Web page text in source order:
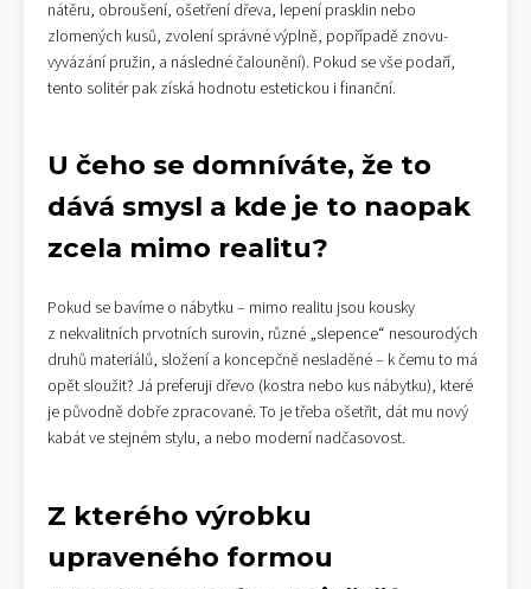
nátěru, obroušení, ošetření dřeva, lepení prasklin nebo
zlomených kusů, zvolení správné výplně, popřípadě znovu-
vyvázání pružin, a následné čalounění). Pokud se vše podaří,
tento solitér pak získá hodnotu estetickou i finanční.
U čeho se domníváte, že to
dává smysl a kde je to naopak
zcela mimo realitu?
Pokud se bavíme o nábytku – mimo realitu jsou kousky
z nekvalitních prvotních surovin, různé „slepence“ nesourodých
druhů materiálů, složení a koncepčně nesladěné – k čemu to má
opět sloužit? Já preferuji dřevo (kostra nebo kus nábytku), které
je původně dobře zpracované. To je třeba ošetřit, dát mu nový
kabát ve stejném stylu, a nebo moderní nadčasovost.
Z kterého výrobku
upraveného formou